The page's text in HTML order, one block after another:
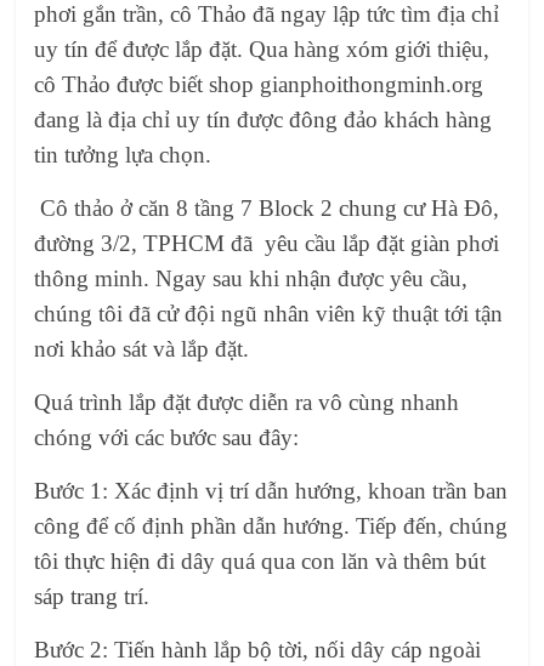
phơi gắn trần, cô Thảo đã ngay lập tức tìm địa chỉ
uy tín để được lắp đặt. Qua hàng xóm giới thiệu,
cô Thảo được biếtshop gianphoithongminh.org
đang là địa chỉ uy tín được đông đảo khách hàng
tin tưởng lựa chọn.
Cô thảo ở căn 8 tầng 7 Block 2 chung cư Hà Đô,
đường 3/2, TPHCM đã yêu cầulắp đặt giàn phơi
thông minh.Ngay sau khi nhận được yêu cầu,
chúng tôi đã cử đội ngũ nhân viên kỹ thuật tới tận
nơi khảo sát và lắp đặt.
Quá trình lắp đặt được diễn ra vô cùng nhanh
chóng với các bước sau đây:
Bước 1: Xác định vị trí dẫn hướng, khoan trần ban
công để cố định phần dẫn hướng. Tiếp đến, chúng
tôi thực hiện đi dây quá qua con lăn và thêm bút
sáp trang trí.
Bước 2: Tiến hành lắp bộ tời, nối dây cáp ngoài